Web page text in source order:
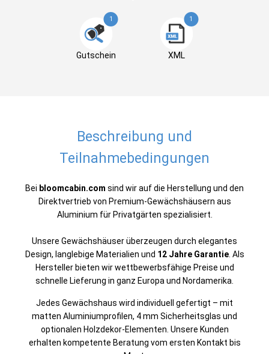
1
Gutschein
1
XML
Beschreibung und
Teilnahmebedingungen
Bei bloomcabin.com sind wir auf die Herstellung und den
Direktvertrieb von Premium-Gewächshäusern aus
Aluminium für Privatgärten spezialisiert.
Unsere Gewächshäuser überzeugen durch elegantes
Design, langlebige Materialien und 12 Jahre Garantie. Als
Hersteller bieten wir wettbewerbsfähige Preise und
schnelle Lieferung in ganz Europa und Nordamerika.
Jedes Gewächshaus wird individuell gefertigt – mit
matten Aluminiumprofilen, 4 mm Sicherheitsglas und
optionalen Holzdekor-Elementen. Unsere Kunden
erhalten kompetente Beratung vom ersten Kontakt bis